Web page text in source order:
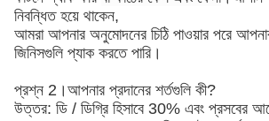
নিবন্ধিত হয়ে থাকেন,
আমরা আপনার অনুমোদনের চিঠি পাওয়ার পরে আপনার
জিনিসগুলি প্যাক করতে পারি।
প্রশ্ন 2।আপনার প্রদানের শর্তগুলি কী?
উত্তর: ডি / ডিগ্রি হিসাবে 30% এবং প্রসবের